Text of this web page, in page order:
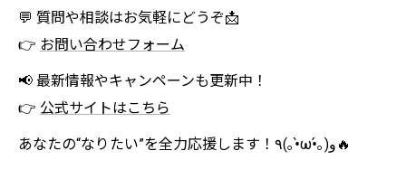
💬 質問や相談はお気軽にどうぞ📩
👉 お問い合わせフォーム
📢 最新情報やキャンペーンも更新中！
👉 公式サイトはこちら
あなたの“なりたい”を全力応援します！٩(｡•̀ω•́｡)و🔥